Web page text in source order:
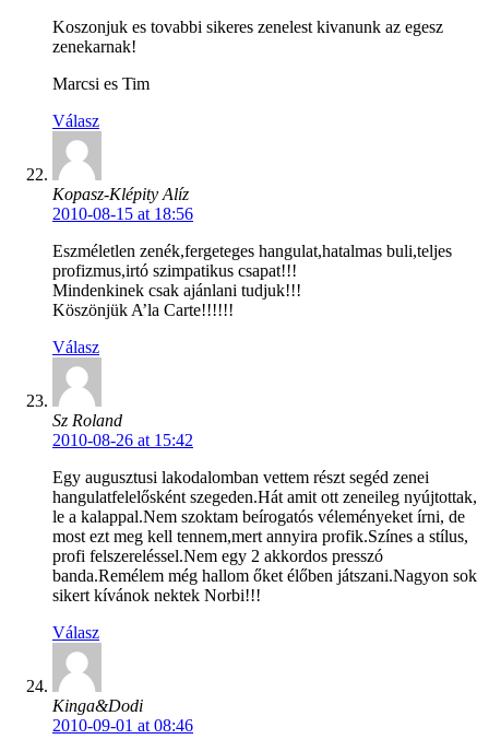
Koszonjuk es tovabbi sikeres zenelest kivanunk az egesz
zenekarnak!
Marcsi es Tim
Válasz
Kopasz-Klépity Alíz
2010-08-15 at 18:56
Eszméletlen zenék,fergeteges hangulat,hatalmas buli,teljes
profizmus,irtó szimpatikus csapat!!!
Mindenkinek csak ajánlani tudjuk!!!
Köszönjük A’la Carte!!!!!!
Válasz
Sz Roland
2010-08-26 at 15:42
Egy augusztusi lakodalomban vettem részt segéd zenei
hangulatfelelősként szegeden.Hát amit ott zeneileg nyújtottak,
le a kalappal.Nem szoktam beírogatós véleményeket írni, de
most ezt meg kell tennem,mert annyira profik.Színes a stílus,
profi felszereléssel.Nem egy 2 akkordos presszó
banda.Remélem még hallom őket élőben játszani.Nagyon sok
sikert kívánok nektek Norbi!!!
Válasz
Kinga&Dodi
2010-09-01 at 08:46